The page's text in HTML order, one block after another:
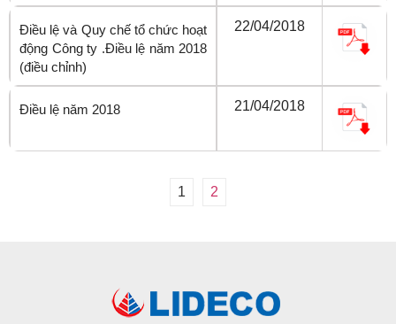
Điều lệ và Quy chế tổ chức hoạt
động Công ty .Điều lệ năm 2018
(điều chỉnh)
22/04/2018
Điều lệ năm 2018 21/04/2018
1 2